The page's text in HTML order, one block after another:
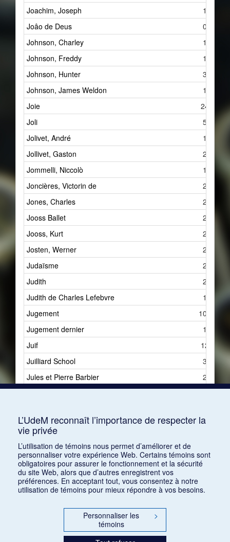
Joachim, Joseph
1
Joâo de Deus
0
Johnson, Charley
1
Johnson, Freddy
1
Johnson, Hunter
3
Johnson, James Weldon
1
Joie
24
Joli
5
Jolivet, André
1
Jollivet, Gaston
2
Jommelli, Niccolò
1
Joncières, Victorin de
2
Jones, Charles
2
Jooss Ballet
2
Jooss, Kurt
2
Josten, Werner
2
Judaïsme
2
Judith
2
Judith de Charles Lefebvre
1
Jugement
100
Jugement dernier
1
Juif
12
Juilliard School
3
Jules et Pierre Barbier
2
L’UdeM reconnaît l’importance de respecter la
vie privée
L’utilisation de témoins nous permet d’améliorer et de
personnaliser votre expérience Web. Certains témoins sont
obligatoires pour assurer le fonctionnement et la sécurité
du site Web, alors que d’autres enregistrent vos
préférences. En acceptant tout, vous consentez à notre
utilisation de témoins pour mieux répondre à vos besoins.
Personnaliser les
témoins
>